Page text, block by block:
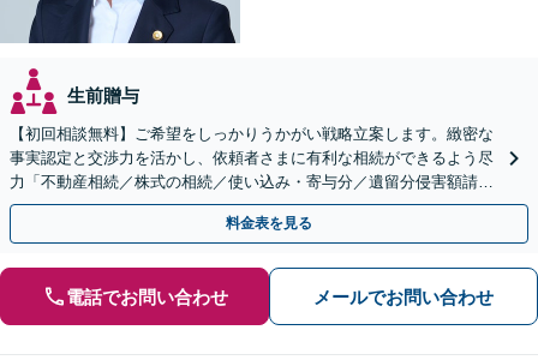
生前贈与
【初回相談無料】ご希望をしっかりうかがい戦略立案します。緻密な
事実認定と交渉力を活かし、依頼者さまに有利な相続ができるよう尽
力「不動産相続／株式の相続／使い込み・寄与分／遺留分侵害額請求
／相続放棄／生前贈与／事業承継」【休日・夜間相談可】
料金表を見る
電話でお問い合わせ メールでお問い合わせ